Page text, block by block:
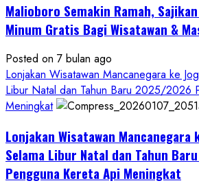
Jobeh
yang
Resmi
Sandang
Status
Kalurahan
Budaya
Malioboro Semakin Ramah,
Minum Gratis Bagi Wisatawan &
Posted on 7 bulan ago
Lonjakan Wisatawan Mancanegara ke
Libur Natal dan Tahun Baru 2025/2026
Meningkat
Lonjakan Wisatawan Mancanegara
Selama Libur Natal dan Tahun
Pengguna Kereta Api Meningkat